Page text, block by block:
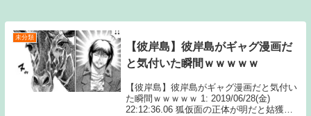
未分類
【彼岸島】彼岸島がギャグ漫画だ
と気付いた瞬間ｗｗｗｗｗ
【彼岸島】彼岸島がギャグ漫画だと気付い
た瞬間ｗｗｗｗｗ 1: 2019/06/28(金)
22:12:36.06 狐仮面の正体が明だと姑獲鳥